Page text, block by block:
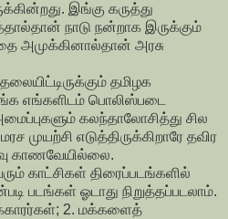
இங்கு கருத்து
நாடு நன்றாக இருக்கும்
அமுக்கினால்தான் அரசு
தமிழக
எங்களிடம் பொலிஸ்படை
கலந்தாலோசித்து சில
முயற்சி எடுத்திருக்கிறாரே தவிர
காணவேயில்லை.
காட்சிகள் திரைப்படங்களில்
படங்கள் ஓடாது நிறுத்தப்படலாம்.
2. மக்களைத்